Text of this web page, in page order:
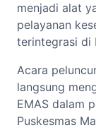
menjadi alat
pelayanan
terintegrasi di
Acara
langsung
EMAS dalam
Puskesmas